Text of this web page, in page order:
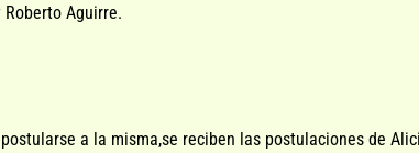
Aguirre.
a la misma,se reciben las postulaciones de